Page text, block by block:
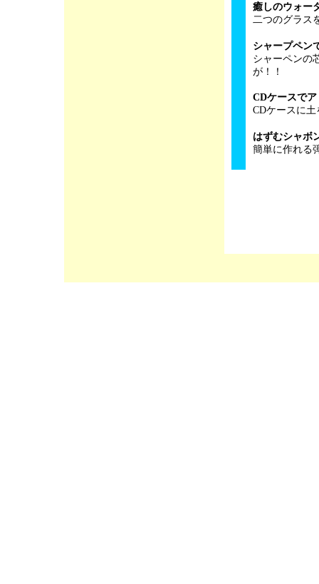
癒しのウォー
二つのグラス
シャープペン
シャーペンの
が！！
CDケースで
CDケースに
はずむシャボ
簡単に作れる